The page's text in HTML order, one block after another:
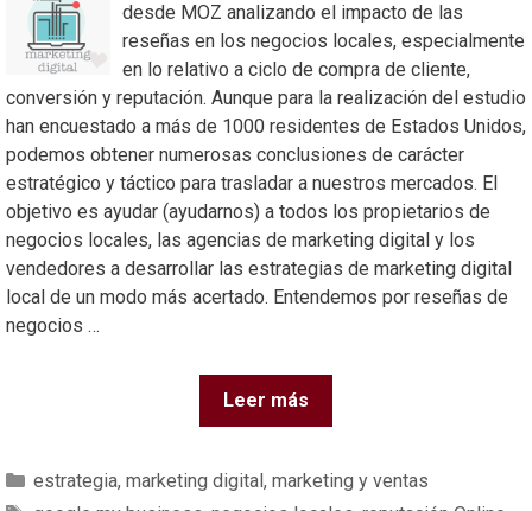
desde MOZ analizando el impacto de las
reseñas en los negocios locales, especialmente
en lo relativo a ciclo de compra de cliente,
conversión y reputación. Aunque para la realización del estudio
han encuestado a más de 1000 residentes de Estados Unidos,
podemos obtener numerosas conclusiones de carácter
estratégico y táctico para trasladar a nuestros mercados. El
objetivo es ayudar (ayudarnos) a todos los propietarios de
negocios locales, las agencias de marketing digital y los
vendedores a desarrollar las estrategias de marketing digital
local de un modo más acertado. Entendemos por reseñas de
negocios …
Leer más
estrategia, marketing digital, marketing y ventas